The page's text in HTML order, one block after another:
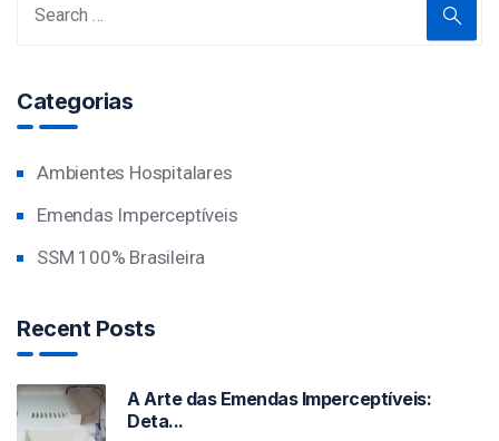
Categorias
Ambientes Hospitalares
Emendas Imperceptíveis
SSM 100% Brasileira
Recent Posts
A Arte das Emendas Imperceptíveis:
Deta...